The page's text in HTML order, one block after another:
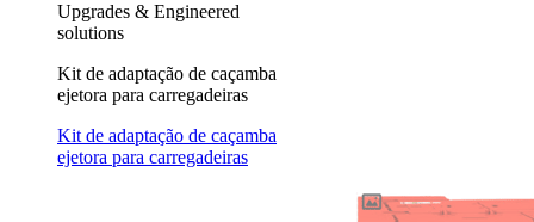
Upgrades & Engineered
solutions
Kit de adaptação de caçamba
ejetora para carregadeiras
Kit de adaptação de caçamba
ejetora para carregadeiras